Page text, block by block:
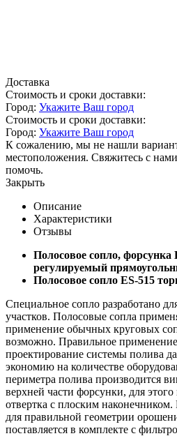
Доставка
Стоимость и сроки доставки:
Город: Укажите Ваш город
Стоимость и сроки доставки:
Город: Укажите Ваш город
К сожалению, мы не нашли
местоположения. Свяжитесь с
помочь.
Закрыть
Описание
Характеристики
Отзывы
Полосовое сопло,
регулируемый
Полосовое сопло ES-515
Специальное сопло разработано
участков. Полосовые сопла
применение обычных круговых
возможно. Правильное
проектирование системы полива
экономию на количестве
периметра полива производится
верхней части форсунки, для
отвертка с плоским
для правильной геометрии
поставляется в комплекте с